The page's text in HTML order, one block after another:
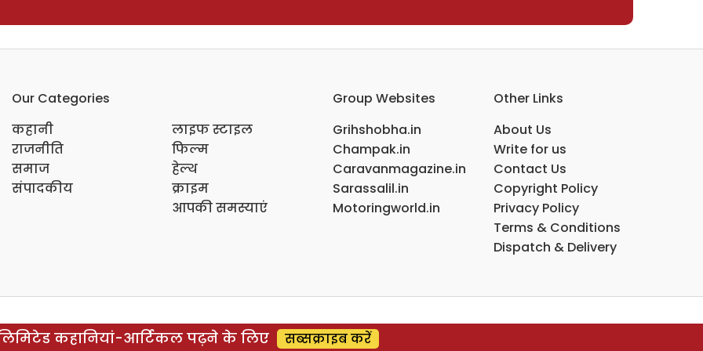
Our Categories
कहानी
राजनीति
समाज
संपादकीय
लाइफ स्टाइल
फिल्म
हेल्थ
क्राइम
आपकी समस्याएं
Group Websites
Grihshobha.in
Champak.in
Caravanmagazine.in
Sarassalil.in
Motoringworld.in
Other Links
About Us
Write for us
Contact Us
Copyright Policy
Privacy Policy
Terms & Conditions
Dispatch & Delivery
कहानियां-आर्टिकल पढ़ने के लिए सब्सक्राइब करें